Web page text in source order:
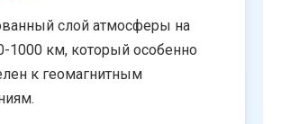
слой атмосферы на
1000 км, который особенно
к геомагнитным